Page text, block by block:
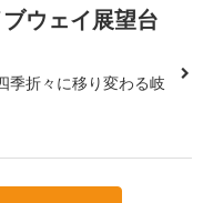
ウェイ展望台
季折々に移り変わる岐